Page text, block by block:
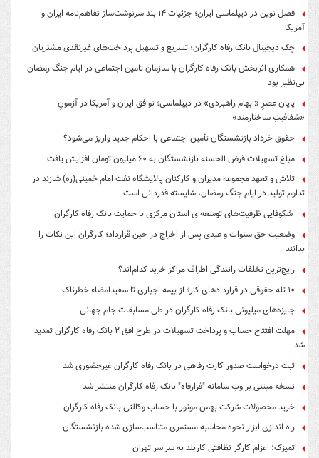
فصل نوین در دیپلماسی ایران؛ جزئیات ۱۴ بند سرنوشت‌ساز تفاهم‌نامه ایران و
آمریکا
چک دیجیتال بانک رفاه کارگران؛ تسریع و تسهیل پرداخت‌های غیرنقدی مشتریان
همکاری اثربخش بانک رفاه کارگران با سازمان تامین اجتماعی در ایام جنگ رمضان
بی‌نظیر بود
پایان عصرِ «ابهام راهبردی» در دیپلماسی؛ توافق ایران و آمریکا در آزمونِ
«شفافیتِ ساختارمند»
حقوق خرداد بازنشستگان تأمین اجتماعی با احکام جدید واریز می‌شود؟
مبلغ تسهیلات قرض الحسنه بازنشستگان به ۶۰ میلیون تومان افزایش یافت
تلاش و تعهد مجموعه مدیران و کارکنان پالایشگاه نفت امام خمینی(ره) شازند در
تداوم تولید در ایام جنگ رمضان، شایسته قدردانی است
شکوفایی ظرفیت‌های توسعه‌ای استان مرکزی با حمایت بانک رفاه کارگران
وضعیت حق سنوات و عیدی پس از اخراج در حین قرارداد؛ کارگران این نکات را
بدانند
رایج‌ترین تخلفات رانندگی اطراف مراکز خرید کدام‌اند؟
۱۰ تله حقوقی در قراردادهای کار؛ از بیمه اجباری تا سفیدامضاء خطرناک
جایزه‌های میلیونی بانک رفاه کارگران در طی مسابقات جام جهانی
مهلت افتتاح حساب و پرداخت تسهیلات در طرح افق ۲ بانک رفاه کارگران تمدید
شد
ثبت درخواست صدور کارت رفاهی در بانک رفاه کارگران غیرحضوری شد
نسخه مبتنی بر وب سامانه "فرارفاه" بانک رفاه کارگران منتشر شد
خرید محصولات شرکت بهمن موتور با حساب وکالتی بانک رفاه کارگران
راه اندازی ابزار نحوه محاسبه مستمری متناسب‌سازی شده بازنشستگان
تمیزک: اعزام کارگر نظافتی کاربلد به سراسر تهران